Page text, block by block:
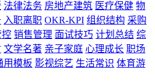
法律法务 房地产建筑 医疗保健 物
入职离职 OKR-KPI 组织结构 采购
控 销售管理 面试技巧 计划总结 综
文学名著 亲子家庭 心理成长 职场
用模板 影视综艺 生活常识 体育游